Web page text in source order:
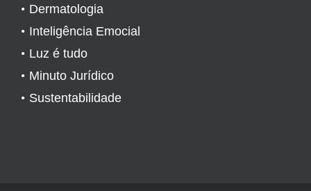
Dermatologia
Inteligência Emocial
Luz é tudo
Minuto Jurídico
Sustentabilidade